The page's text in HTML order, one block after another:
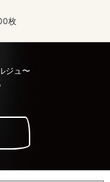
枚
ジュ〜